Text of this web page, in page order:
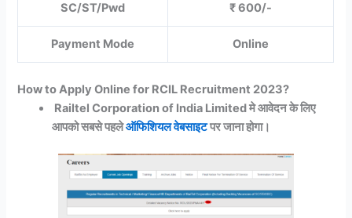
SC/ST/Pwd ₹ 600/-
Payment Mode Online
How to Apply Online for RCIL Recruitment 2023?
Railtel Corporation of India Limited मे आवेदन के लिए
आपको सबसे पहलेऑफिशियल वेबसाइटपर जाना होगा।